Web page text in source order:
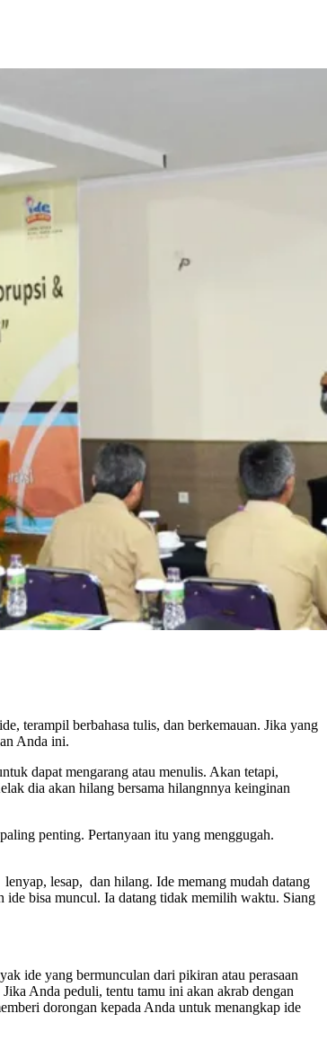
terampil berbahasa tulis, dan berkemauan. Jika yang
Anda ini.
dapat mengarang atau menulis. Akan tetapi,
dia akan hilang bersama hilangnnya keinginan
penting. Pertanyaan itu yang menggugah.
lesap, dan hilang. Ide memang mudah datang
ide bisa muncul. Ia datang tidak memilih waktu. Siang
ide yang bermunculan dari pikiran atau perasaan
Anda peduli, tentu tamu ini akan akrab dengan
dorongan kepada Anda untuk menangkap ide